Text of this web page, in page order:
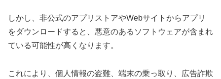
しかし、非公式のアプリストアやWebサイトからアプリ
をダウンロードすると、悪意のあるソフトウェアが含まれ
ている可能性が高くなります。
これにより、個人情報の盗難、端末の乗っ取り、広告詐欺